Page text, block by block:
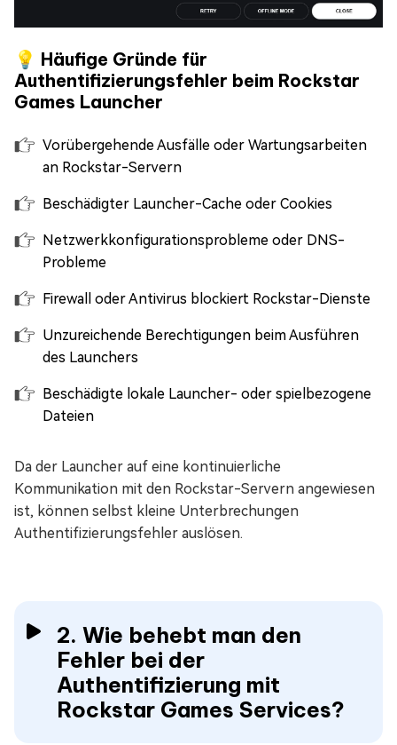
💡 Häufige Gründe für
Authentifizierungsfehler beim Rockstar
Games Launcher
Vorübergehende Ausfälle oder Wartungsarbeiten
an Rockstar-Servern
Beschädigter Launcher-Cache oder Cookies
Netzwerkkonfigurationsprobleme oder DNS-
Probleme
Firewall oder Antivirus blockiert Rockstar-Dienste
Unzureichende Berechtigungen beim Ausführen
des Launchers
Beschädigte lokale Launcher- oder spielbezogene
Dateien
Da der Launcher auf eine kontinuierliche
Kommunikation mit den Rockstar-Servern angewiesen
ist, können selbst kleine Unterbrechungen
Authentifizierungsfehler auslösen.
2. Wie behebt man den
Fehler bei der
Authentifizierung mit
Rockstar Games Services?